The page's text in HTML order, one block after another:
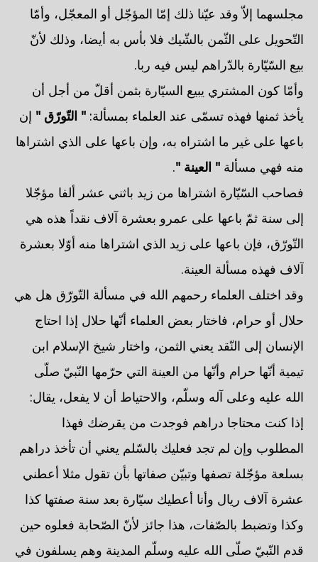
مجلسهما إلاّ وقد عيّنا ذلك إمّا المؤجّل أو المعجّل، وأمّا
التّحويل على الثّمن بالشّيك فلا بأس به أيضا، وذلك لأنّ
بيع السّيّارة بالدّراهم ليس فيه ربا.
وأمّا كون المشتري يبيع السيّارة بثمن أقلّ من أجل أن
يأخذ ثمنها فهذه تسمّى عند العلماء بمسألة: " التّورّق " إن
باعها على غير ما اشتراه به، وإن باعها على الذي اشتراها
منه فهي مسألة " العينة ".
فصاحب السّيّارة اشتراها من زيد باثني عشر ألفا مؤجّلا
إلى سنة ثمّ باعها على عمرو بعشرة آلاف نقداً هذه هي
التّورّق، فإن باعها على زيد الذي اشتراها منه أوّلا بعشرة
آلاف فهذه مسألة العينة.
وقد اختلف العلماء رحمهم الله في مسألة التّورّق هل هي
حلال أو حرام، فاختار بعض العلماء أنّها حلال إذا احتاج
الإنسان إلى النّقد يعني الثمن، واختار شيخ الإسلام ابن
تيمية أنّها حرام وأنّها من العينة التي حرّمها النّبيّ صلّى
الله عليه وعلى آله وسلّم، والاحتياط أن لا يفعل، يقال:
إذا كنت محتاجا دراهم فوجدت من يقرضك فهذا
المطلوب وإن لم تجد فعليك بالسّلم يعني أن تأخذ دراهم
بسلعة مؤجّلة تصفها وتبيّن صفاتها بأن تقول مثلا أعطني
عشرة آلاف ريال وأنا أعطيك سيّارة بعد سنة صفتها كذا
وكذا وتضبط بالصّفات، هذا جائز لأنّ الصّحابة فعلوه حين
قدم النّبيّ صلّى الله عليه وسلّم المدينة وهم يسلفون في